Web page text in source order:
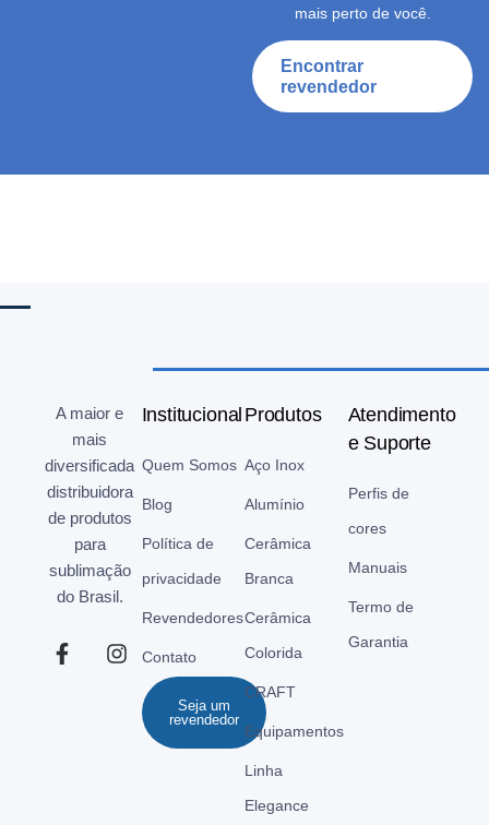
mais perto de você.
Encontrar
revendedor
A maior e
mais
diversificada
distribuidora
de produtos
para
sublimação
do Brasil.
Institucional
Quem Somos
Blog
Política de
privacidade
Revendedores
Contato
Seja um
revendedor
Produtos
Aço Inox
Alumínio
Cerâmica
Branca
Cerâmica
Colorida
CRAFT
Equipamentos
Linha
Elegance
Atendimento
e Suporte
Perfis de
cores
Manuais
Termo de
Garantia